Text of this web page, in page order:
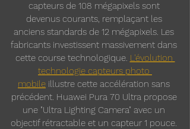
capteurs de 108 mégapixels sont
devenus courants, remplaçant les
anciens standards de 12 mégapixels. Les
fabricants investissent massivement dans
cette course technologique. L'évolution
technologie capteurs photo
mobile illustre cette accélération sans
précédent. Huawei Pura 70 Ultra propose
une "Ultra Lighting Camera" avec un
objectif rétractable et un capteur 1 pouce.